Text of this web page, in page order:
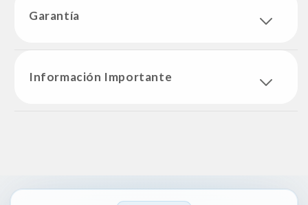
Garantía
Información Importante